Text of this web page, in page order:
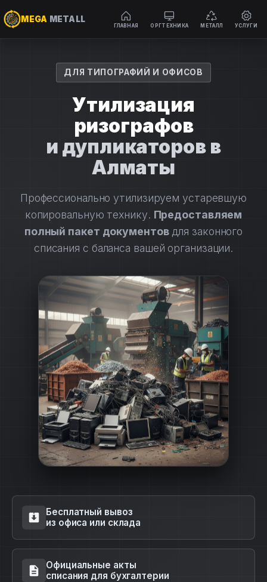
содержимомуДЛЯ ТИПОГРАФИЙ И ОФИСОВ
Утилизация
ризографов
и дупликаторов в
Алматы
Профессионально утилизируем устаревшую
копировальную технику. Предоставляем
полный пакет документовдля законного
списания с баланса вашей организации.
Бесплатный вывоз
из офиса или склада
Официальные акты
списания для бухгалтерии
MEGA METALL
ГЛАВНАЯ ОРГТЕХНИКА МЕТАЛЛ УСЛУГИ